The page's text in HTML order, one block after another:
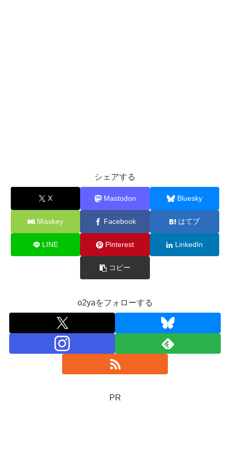
シェアする
X Mastodon Bluesky
Misskey Facebook はてブ
LINE Pinterest LinkedIn
コピー
o2yaをフォローする
PR